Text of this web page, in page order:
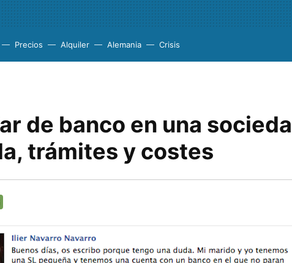
Precios Alquiler Alemania Crisis
de banco en una
trámites y costes